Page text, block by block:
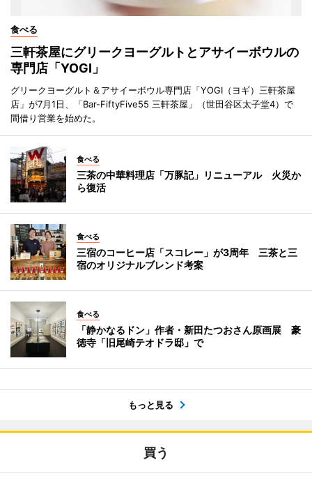
食べる
三軒茶屋にグリークヨーグルトとアサイーボウルの
専門店「YOGI」
グリークヨーグルト＆アサイーボウル専門店「YOGI（ヨギ）三軒茶屋
店」が7月1日、「Bar-FiftyFive55 三軒茶屋」（世田谷区太子堂4）で
間借り営業を始めた。
食べる
三茶の中華料理店「万豚記」リニューアル 火災か
ら復活
食べる
三宿のコーヒー店「スコレー」が3周年 三茶と三
宿のオリジナルブレンド考案
食べる
「静かなるドン」作者・新田たつおさん原画展 豪
徳寺「旧尾崎テオドラ邸」で
もっと見る
買う